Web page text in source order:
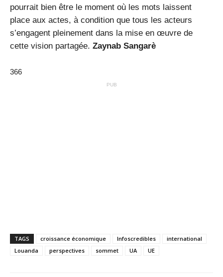
pourrait bien être le moment où les mots laissent
place aux actes, à condition que tous les acteurs
s’engagent pleinement dans la mise en œuvre de
cette vision partagée. Zaynab Sangarè
366
PUB
TAGS croissance économique Infoscredibles
international
Louanda
perspectives sommet UA UE